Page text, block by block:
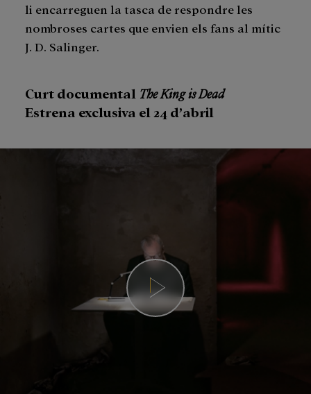
li encarreguen la tasca de respondre les
nombroses cartes que envien els fans al mític
J. D. Salinger.
Curt documental The King is Dead
Estrena exclusiva el 24 d’abril